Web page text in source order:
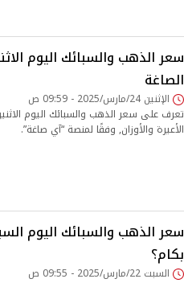
الصاغة
الإثنين 24/مارس/2025 - 09:59 ص
الأعيرة والأوزان, وفقًا لمنصة “آي صاغة”.
بكام؟
السبت 22/مارس/2025 - 09:55 ص